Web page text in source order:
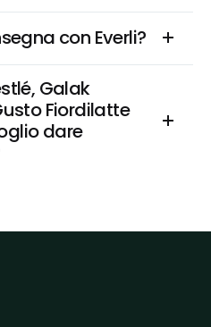
con Everli?
Galak
Fiordilatte
dare